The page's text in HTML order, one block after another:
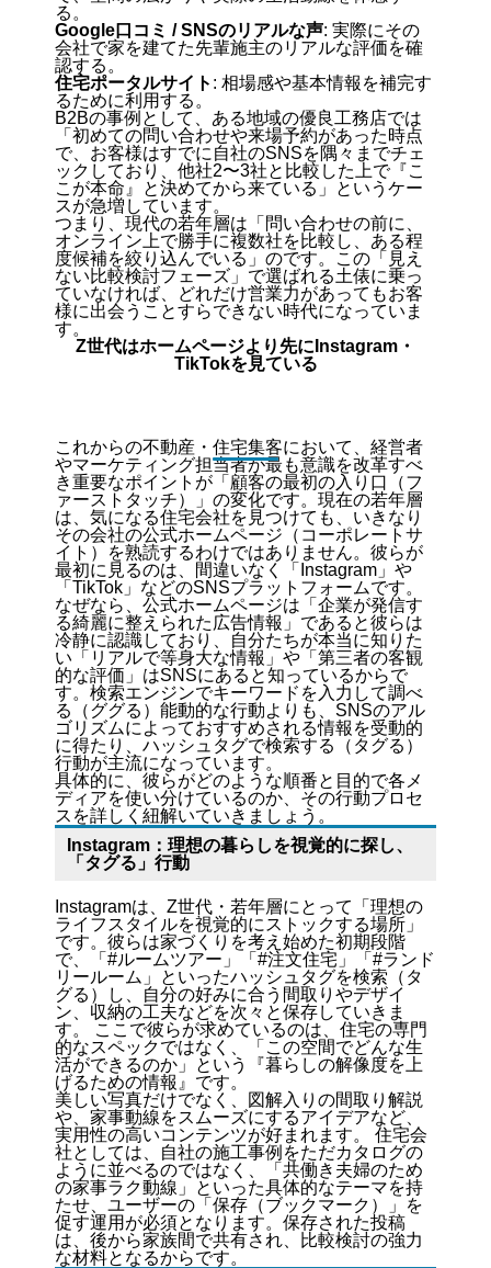
る。
Google口コミ / SNSのリアルな声: 実際にその
会社で家を建てた先輩施主のリアルな評価を確
認する。
住宅ポータルサイト : 相場感や基本情報を補完す
るために利用する。
B2Bの事例として、ある地域の優良工務店では
「初めての問い合わせや来場予約があった時点
で、お客様はすでに自社のSNSを隅々までチェ
ックしており、他社2〜3社と比較した上で『こ
こが本命』と決めてから来ている」というケー
スが急増しています。
つまり、現代の若年層は「問い合わせの前に、
オンライン上で勝手に複数社を比較し、ある程
度候補を絞り込んでいる」のです。この「見え
ない比較検討フェーズ」で選ばれる土俵に乗っ
ていなければ、どれだけ営業力があってもお客
様に出会うことすらできない時代になっていま
す。
Z世代はホームページより先にInstagram・
TikTokを見ている
これからの不動産・住宅集客において、経営者
やマーケティング担当者が最も意識を改革すべ
き重要なポイントが「顧客の最初の入り口（フ
ァーストタッチ）」の変化です。現在の若年層
は、気になる住宅会社を見つけても、いきなり
その会社の公式ホームページ（コーポレートサ
イト）を熟読するわけではありません。彼らが
最初に見るのは、間違いなく「Instagram」や
「TikTok」などのSNSプラットフォームです。
なぜなら、公式ホームページは「企業が発信す
る綺麗に整えられた広告情報」であると彼らは
冷静に認識しており、自分たちが本当に知りた
い「リアルで等身大な情報」や「第三者の客観
的な評価」はSNSにあると知っているからで
す。検索エンジンでキーワードを入力して調べ
る（ググる）能動的な行動よりも、SNSのアル
ゴリズムによっておすすめされる情報を受動的
に得たり、ハッシュタグで検索する（タグる）
行動が主流になっています。
具体的に、彼らがどのような順番と目的で各メ
ディアを使い分けているのか、その行動プロセ
スを詳しく紐解いていきましょう。
Instagram：理想の暮らしを視覚的に探し、
「タグる」行動
Instagramは、Z世代・若年層にとって「理想の
ライフスタイルを視覚的にストックする場所」
です。彼らは家づくりを考え始めた初期段階
で、「#ルームツアー」「#注文住宅」「#ランド
リールーム」といったハッシュタグを検索（タ
グる）し、自分の好みに合う間取りやデザイ
ン、収納の工夫などを次々と保存していきま
す。 ここで彼らが求めているのは、住宅の専門
的なスペックではなく、「この空間でどんな生
活ができるのか」という『暮らしの解像度を上
げるための情報』です。
美しい写真だけでなく、図解入りの間取り解説
や、家事動線をスムーズにするアイデアなど、
実用性の高いコンテンツが好まれます。 住宅会
社としては、自社の施工事例をただカタログの
ように並べるのではなく、「共働き夫婦のため
の家事ラク動線」といった具体的なテーマを持
たせ、ユーザーの「保存（ブックマーク）」を
促す運用が必須となります。保存された投稿
は、後から家族間で共有され、比較検討の強力
な材料となるからです。